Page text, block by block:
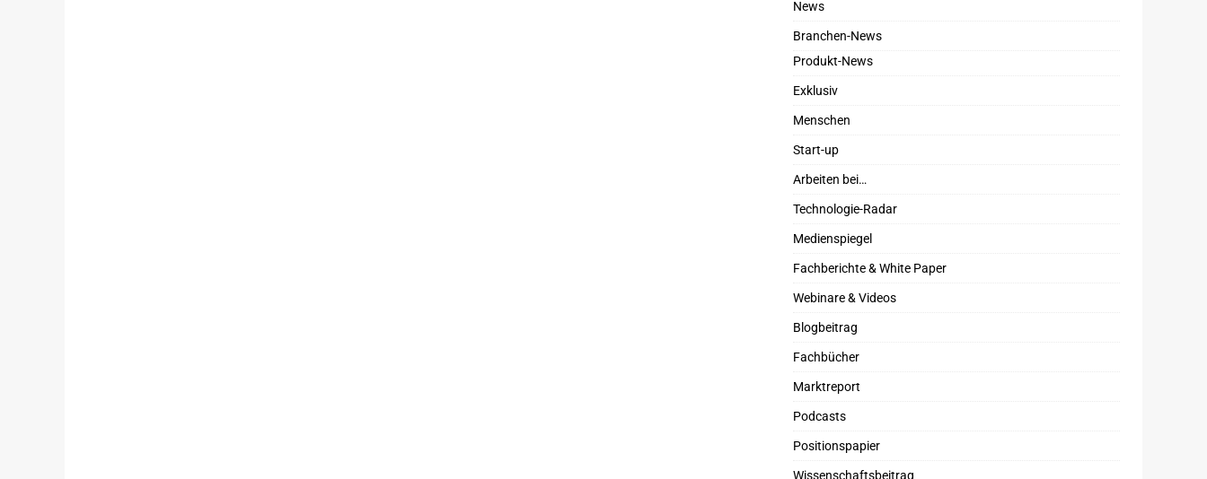
News
Branchen-News
Produkt-News
Exklusiv
Menschen
Start-up
Arbeiten bei…
Technologie-Radar
Medienspiegel
Fachberichte & White Paper
Webinare & Videos
Blogbeitrag
Fachbücher
Marktreport
Podcasts
Positionspapier
Wissenschaftsbeitrag